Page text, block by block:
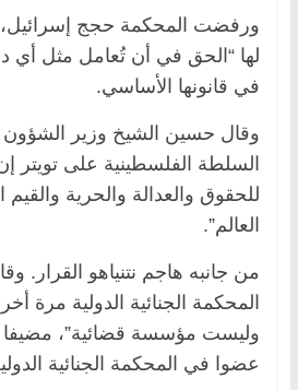
ورفضت المحكمة حجج
لها “الحق في أن تُعامل مثل
في قانونها الأساسي.
وقال حسين الشيخ وزير الشؤون
السلطة الفلسطينية على تويتر
للحقوق والعدالة والحرية والقيم
العالم”.
من جانبه هاجم نتنياهو القرار.
المحكمة الجنائية الدولية مرة
وليست مؤسسة قضائية”،
عضوا في المحكمة الجنائية